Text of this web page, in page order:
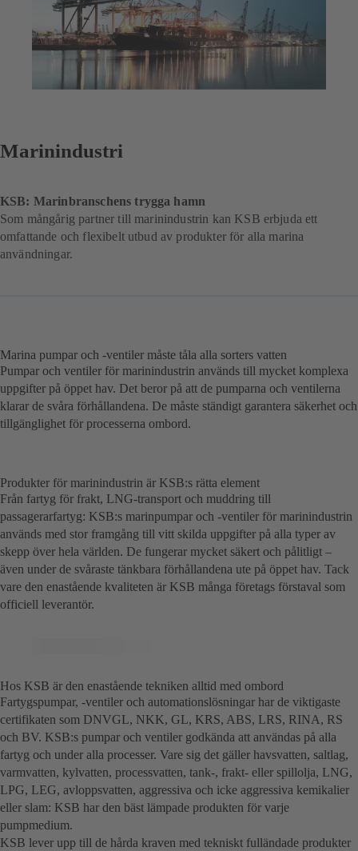
Marinindustri
KSB: Marinbranschens trygga hamn
Som mångårig partner till marinindustrin kan KSB erbjuda ett
omfattande och flexibelt utbud av produkter för alla marina
användningar.
Marina pumpar och -ventiler måste tåla alla sorters vatten
Pumpar och ventiler för marinindustrin används till mycket komplexa
uppgifter på öppet hav. Det beror på att de pumparna och ventilerna
klarar de svåra förhållandena. De måste ständigt garantera säkerhet och
tillgänglighet för processerna ombord.
Produkter för marinindustrin är KSB:s rätta element
Från fartyg för frakt, LNG-transport och muddring till
passagerarfartyg: KSB:s marinpumpar och -ventiler för marinindustrin
används med stor framgång till vitt skilda uppgifter på alla typer av
skepp över hela världen. De fungerar mycket säkert och pålitligt –
även under de svåraste tänkbara förhållandena ute på öppet hav. Tack
vare den enastående kvaliteten är KSB många företags förstaval som
officiell leverantör.
Hos KSB är den enastående tekniken alltid med ombord
Fartygspumpar, -ventiler och automationslösningar har de viktigaste
certifikaten som DNVGL, NKK, GL, KRS, ABS, LRS, RINA, RS
och BV. KSB:s pumpar och ventiler godkända att användas på alla
fartyg och under alla processer. Vare sig det gäller havsvatten, saltlag,
varmvatten, kylvatten, processvatten, tank-, frakt- eller spillolja, LNG,
LPG, LEG, avloppsvatten, aggressiva och icke aggressiva kemikalier
eller slam: KSB har den bäst lämpade produkten för varje
pumpmedium.
KSB lever upp till de hårda kraven med tekniskt fulländade produkter